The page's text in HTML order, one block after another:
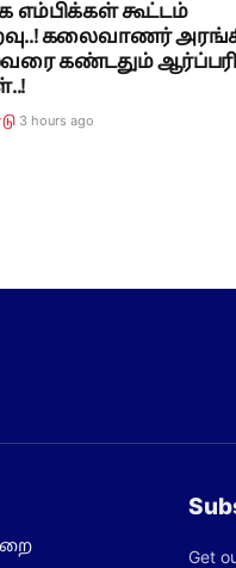
எம்பிக்கள் கூட்டம்
கலைவாணர்
கண்டதும்
3 hours ago
Get